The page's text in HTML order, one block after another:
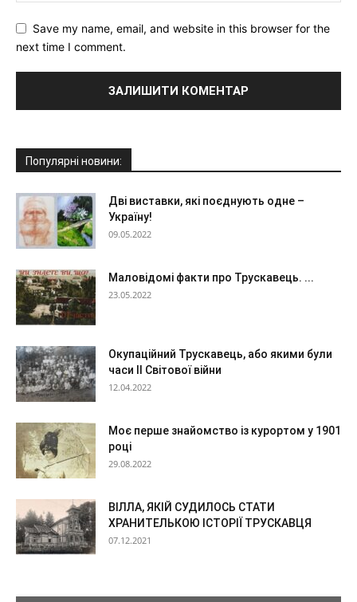
Save my name, email, and website in this browser for the
next time I comment.
Популярні новини:
Дві виставки, які поєднують одне –
Україну!
09.05.2022
Маловідомі факти про Трускавець. ...
23.05.2022
Окупаційний Трускавець, або якими були
часи ІІ Світової війни
12.04.2022
Моє перше знайомство із курортом у 1901
році
29.08.2022
ВІЛЛА, ЯКІЙ СУДИЛОСЬ СТАТИ
ХРАНИТЕЛЬКОЮ ІСТОРІЇ ТРУСКАВЦЯ
07.12.2021